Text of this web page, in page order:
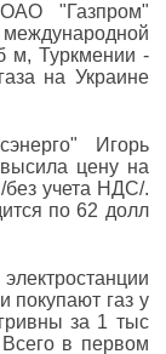
"Газпром"
м, Туркмении -
на Украине
Игорь
цену на
без учета НДС/.
по 62 долл
покупают газ у
за 1 тыс
в первом